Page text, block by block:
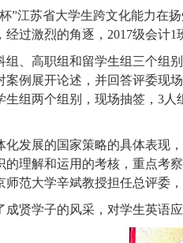
”江苏省大学生跨文化能力在
过激烈的角逐，2017级会计
组、高职组和留学生组三个组
案例展开论述，并回答评委现
组两个组别，现场抽签，3
化发展的国家策略的具体表现
的理解和运用的考核，重点考
师范大学辛斌教授担任总评委
成贤学子的风采，对学生英语